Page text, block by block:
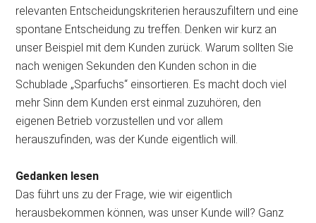
relevanten Entscheidungskriterien herauszufiltern und eine
spontane Entscheidung zu treffen. Denken wir kurz an
unser Beispiel mit dem Kunden zurück. Warum sollten Sie
nach wenigen Sekunden den Kunden schon in die
Schublade „Sparfuchs“ einsortieren. Es macht doch viel
mehr Sinn dem Kunden erst einmal zuzuhören, den
eigenen Betrieb vorzustellen und vor allem
herauszufinden, was der Kunde eigentlich will.
Gedanken lesen
Das führt uns zu der Frage, wie wir eigentlich
herausbekommen können, was unser Kunde will? Ganz